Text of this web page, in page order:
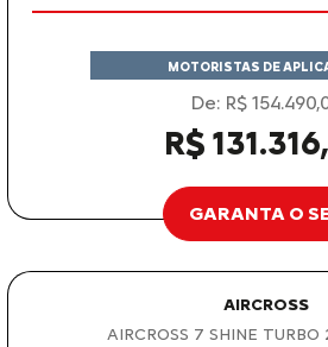
MOTORISTAS DE
De: R$
R$
GARANTA O
AIRCROSS
AIRCROSS 7 SHINE